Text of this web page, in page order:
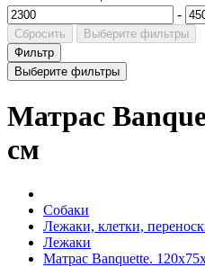
-
Сбросить
Выберите фильтры
Фильтр
Выберите фильтры
Матрас
см
Собаки
Лежаки, клетки,
Лежаки
Матрас Banquette.